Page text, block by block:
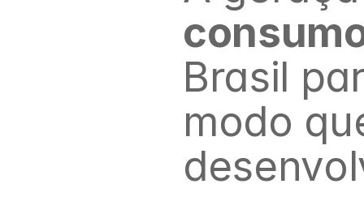
Brasil
modo